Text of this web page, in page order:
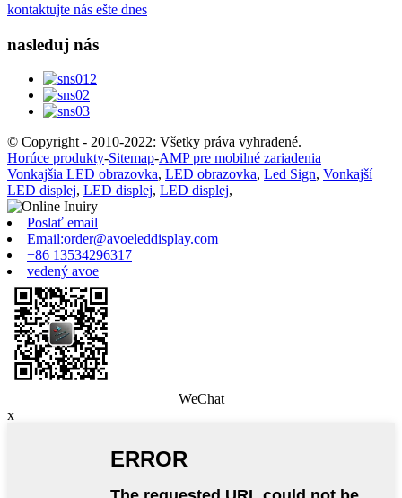
kontaktujte nás ešte dnes
nasleduj nás
© Copyright - 2010-2022: Všetky práva vyhradené.
Horúce produkty-Sitemap-AMP pre mobilné zariadenia
Vonkajšia LED obrazovka, LED obrazovka, Led Sign, Vonkajší
LED displej, LED displej, LED displej,
Poslať email
Email:order@avoeleddisplay.com
+86 13534296317
vedený avoe
WeChat
x